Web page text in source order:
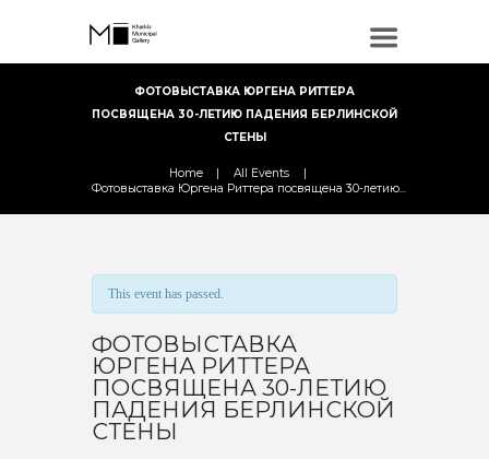
ФОТОВЫСТАВКА ЮРГЕНА РИТТЕРА
ПОСВЯЩЕНА 30-ЛЕТИЮ ПАДЕНИЯ БЕРЛИНСКОЙ
СТЕНЫ
Home
All Events
Фотовыставка Юргена Риттера посвящена 30-летию...
This event has passed.
ФОТОВЫСТАВКА
ЮРГЕНА РИТТЕРА
ПОСВЯЩЕНА 30-ЛЕТИЮ
ПАДЕНИЯ БЕРЛИНСКОЙ
СТЕНЫ